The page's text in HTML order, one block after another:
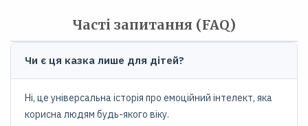
Часті запитання (FAQ)
Чи є ця казка лише для дітей?
Ні, це універсальна історія про емоційний інтелект, яка
корисна людям будь-якого віку.